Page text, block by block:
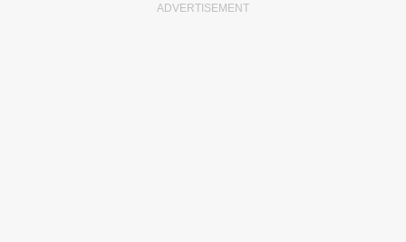
ADVERTISEMENT